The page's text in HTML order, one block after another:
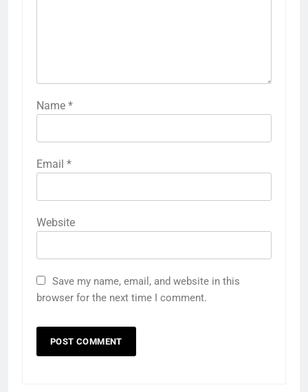
Name *
Email *
Website
Save my name, email, and website in this
browser for the next time I comment.